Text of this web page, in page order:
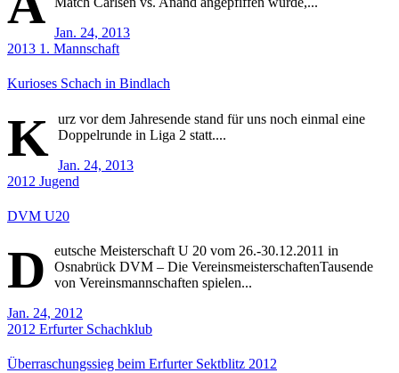
Jan. 24, 2013
2013 1. Mannschaft
Kurioses Schach in Bindlach
K urz vor dem Jahresende stand für uns noch einmal eine
Doppelrunde in Liga 2 statt....
Jan. 24, 2013
2012 Jugend
DVM U20
D
eutsche Meisterschaft U 20 vom 26.-30.12.2011 in
Osnabrück DVM – Die VereinsmeisterschaftenTausende
von Vereinsmannschaften spielen...
Jan. 24, 2012
2012 Erfurter Schachklub
Überraschungssieg beim Erfurter Sektblitz 2012